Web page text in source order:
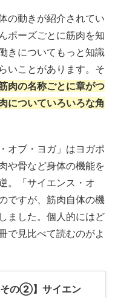
の動きが紹介されてい
ポーズごとに筋肉を知
きについてもっと知識
いことがあります。そ
肉の名称ごとに章がつ
についていろいろな角
オブ・ヨガ」はヨガポ
や骨など身体の機能を
。「サイエンス・オ
ですが、筋肉自体の機
ました。個人的にはど
で見比べて読むのがよ
その②】サイエン